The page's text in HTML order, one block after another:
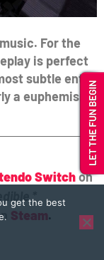
For the
is perfect
subtle entry
a euphemism
Switchon
*
Steam.
get the best